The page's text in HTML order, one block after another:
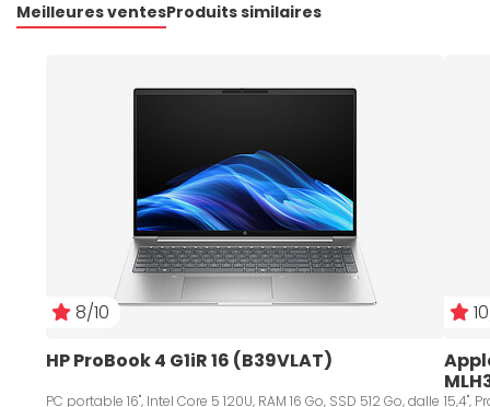
Meilleures ventesProduits similaires
8/10
HP ProBook 4 G1iR 16 (B39VLAT)
PC portable 16", Intel Core 5 120U, RAM 16 Go, SSD 512 Go, dalle 15,4", Processeur Intel® Core™ i7 (2,60 GHz), 16 Go, 256 Go, Mac